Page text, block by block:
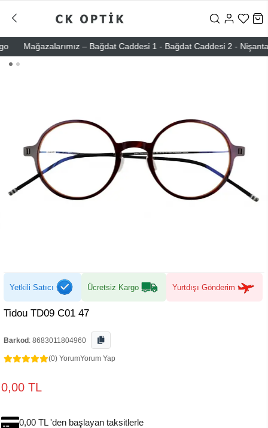
Mağazalarımız – Bağdat Caddesi 1 - Bağdat Caddesi 2 -
Yetkili Satıcı Ücretsiz Kargo Yurtdışı Gönderim
Tidou TD09 C01 47
Barkod : 8683011804960
(0) YorumYorum Yap
0,00 TL
0,00 TL 'den başlayan taksitlerle